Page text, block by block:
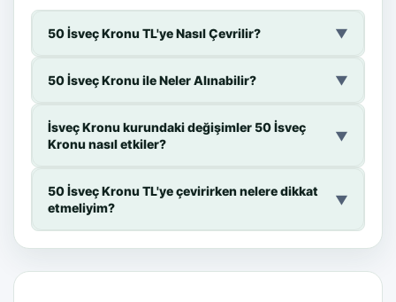
50 İsveç Kronu TL'ye Nasıl Çevrilir? ▼
50 İsveç Kronu ile Neler Alınabilir? ▼
İsveç Kronu kurundaki değişimler 50 İsveç
Kronu nasıl etkiler?
▼
50 İsveç Kronu TL'ye çevirirken nelere dikkat
etmeliyim?
▼